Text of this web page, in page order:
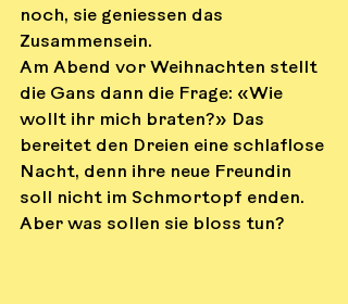
noch, sie geniessen das
Zusammensein.
Am Abend vor Weihnachten stellt
die Gans dann die Frage: «Wie
wollt ihr mich braten?» Das
bereitet den Dreien eine schlaflose
Nacht, denn ihre neue Freundin
soll nicht im Schmortopf enden.
Aber was sollen sie bloss tun?